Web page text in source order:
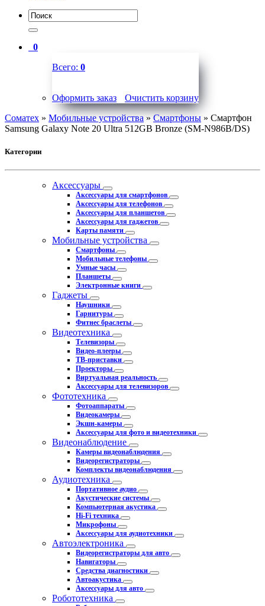
0
Всего: 0
Оформить заказ
Очистить корзину
Соматех » Мобильные устройства»Смартфоны » Смартфон
Samsung Galaxy Note 20 Ultra 512GB Bronze (SM-N986B/DS)
Категории
Аксессуары
Аксессуары для смартфонов
Аксессуары для телефонов
Аксессуары для планшетов
Аксессуары для гаджетов
Карты памяти
Мобильные устройства
Смартфоны
Мобильные телефоны
Умные часы
Планшеты
Электронные книги
Гаджеты
Наушники
Гарнитуры
Фитнес браслеты
Видеотехника
Телевизоры
Видео-плееры
ТВ-приставки
Проекторы
Виртуальная реальность
Аксессуары для телевизоров
Фототехника
Фотоаппараты
Видеокамеры
Экшн-камеры
Аксессуары для фото и видеотехники
Видеонаблюдение
Камеры видеонаблюдения
Видеорегистраторы
Комплекты видеонаблюдения
Аудиотехника
Портативное аудио
Акустические системы
Компьютерная акустика
Hi-Fi техника
Микрофоны
Аксессуары для аудиотехники
Автоэлектроника
Видеорегистраторы для авто
Навигаторы
Средства диагностики
Автоакустика
Аксессуары для авто
Робототехника